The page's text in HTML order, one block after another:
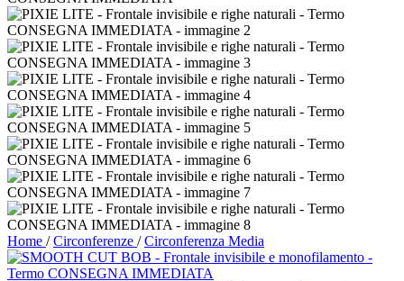
Home / Circonferenze / Circonferenza Media